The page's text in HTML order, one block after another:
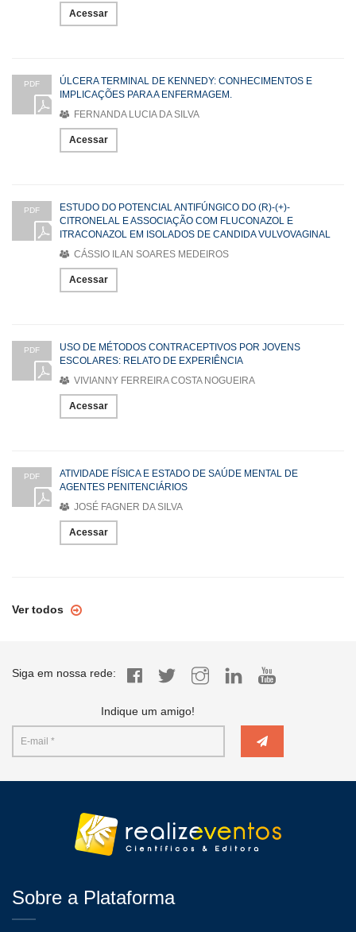
Acessar
PDF
ÚLCERA TERMINAL DE KENNEDY: CONHECIMENTOS E
IMPLICAÇÕES PARA A ENFERMAGEM.
FERNANDA LUCIA DA SILVA
Acessar
PDF
ESTUDO DO POTENCIAL ANTIFÚNGICO DO (R)-(+)-
CITRONELAL E ASSOCIAÇÃO COM FLUCONAZOL E
ITRACONAZOL EM ISOLADOS DE CANDIDA VULVOVAGINAL
CÁSSIO ILAN SOARES MEDEIROS
Acessar
PDF
USO DE MÉTODOS CONTRACEPTIVOS POR JOVENS
ESCOLARES: RELATO DE EXPERIÊNCIA
VIVIANNY FERREIRA COSTA NOGUEIRA
Acessar
PDF
ATIVIDADE FÍSICA E ESTADO DE SAÚDE MENTAL DE
AGENTES PENITENCIÁRIOS
JOSÉ FAGNER DA SILVA
Acessar
Ver todos
Siga em nossa rede:
Indique um amigo!
Sobre a Plataforma